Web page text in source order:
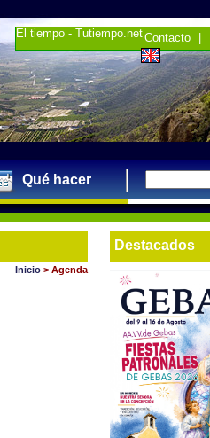
El tiempo - Tutiempo.netContacto
Qué hacer
Destacados
Inicio > Agenda